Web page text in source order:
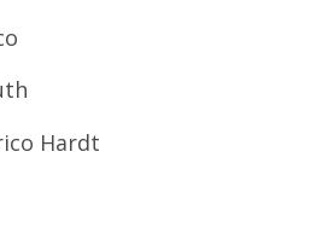
Hardt